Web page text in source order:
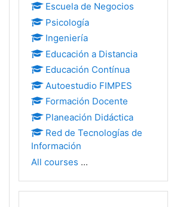
Escuela de Negocios
Psicología
Ingeniería
Educación a Distancia
Educación Contínua
Autoestudio FIMPES
Formación Docente
Planeación Didáctica
Red de Tecnologías de
Información
All courses ...